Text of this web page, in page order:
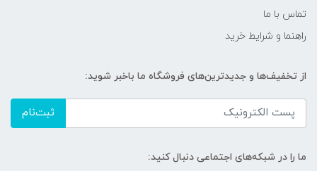
تماس با ما
راهنما و شرایط خرید
از تخفیف‌ها و جدیدترین‌های فروشگاه ما باخبر شوید:
ثبت‌نام
ما را در شبکه‌های اجتماعی دنبال کنید: